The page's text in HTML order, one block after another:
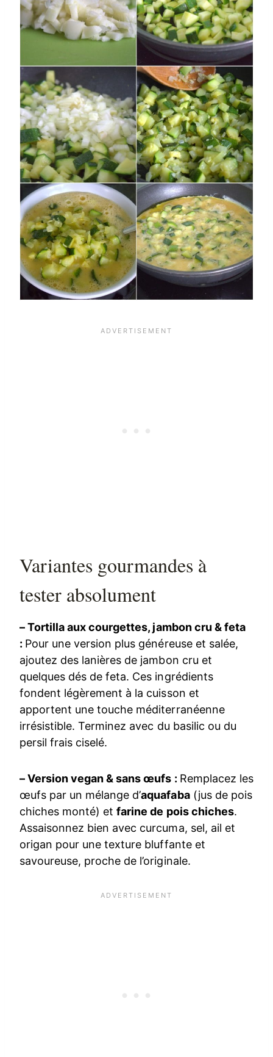
Variantes gourmandes à
tester absolument
– Tortilla aux courgettes, jambon cru & feta
: Pour une version plus généreuse et salée,
ajoutez des lanières de jambon cru et
quelques dés de feta. Ces ingrédients
fondent légèrement à la cuisson et
apportent une touche méditerranéenne
irrésistible. Terminez avec du basilic ou du
persil frais ciselé.
– Version vegan & sans œufs : Remplacez les
œufs par un mélange d’aquafaba(jus de pois
chiches monté) etfarine de pois chiches.
Assaisonnez bien avec curcuma, sel, ail et
origan pour une texture bluffante et
savoureuse, proche de l’originale.